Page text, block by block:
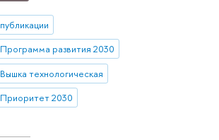
публикации
Программа развития 2030
Вышка технологическая
Приоритет 2030